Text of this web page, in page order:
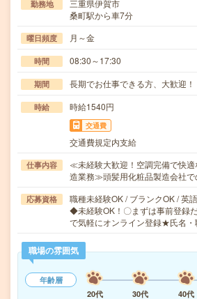
勤務地
三重県伊賀市
桑町駅から車7分
曜日頻度 月～金
時間 08:30～17:30
期間 長期でお仕事できる方、大歓迎！
時給 時給1540円
交通費
交通費規定内支給
仕事内容
≪未経験大歓迎！空調完備で快
造業務≫頭髪用化粧品製造会社
応募資格
職種未経験OK / ブランクOK / 英
◆未経験OK！〇まずは事前登録
で気軽にオンライン登録★氏名
職場の雰囲気
年齢層
20代
30代 40代